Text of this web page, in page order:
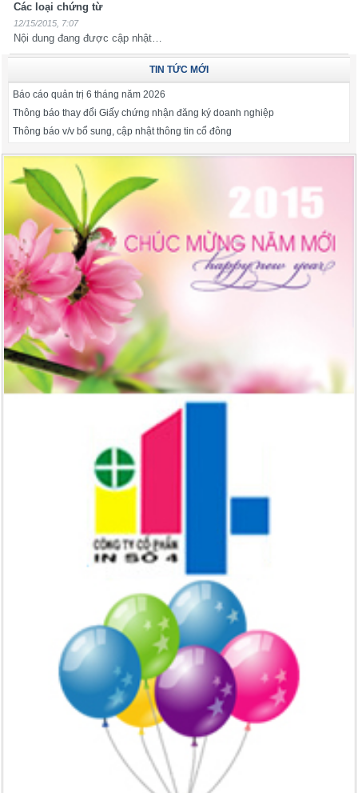
Các loại chứng từ
12/15/2015, 7:07
Nội dung đang được cập nhật…
TIN TỨC MỚI
Báo cáo quản trị 6 tháng năm 2026
Thông báo thay đổi Giấy chứng nhận đăng ký doanh nghiệp
Thông báo v/v bổ sung, cập nhật thông tin cổ đông